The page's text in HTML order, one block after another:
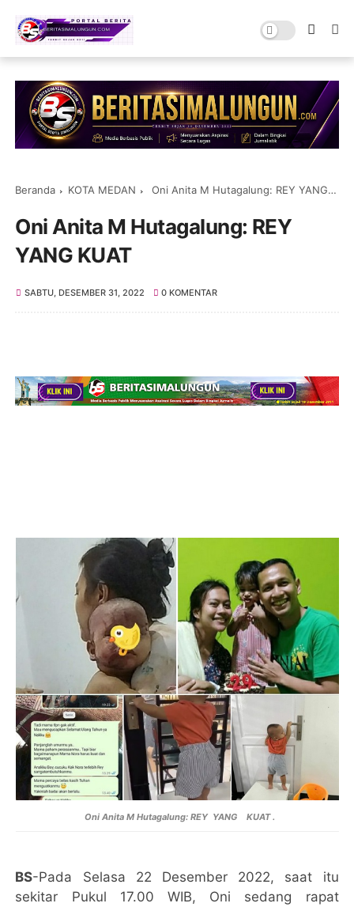
Beranda KOTA MEDAN Oni Anita M Hutagalung: REY YANG KUAT
Oni Anita M Hutagalung: REY
YANG KUAT
SABTU, DESEMBER 31, 2022 0 KOMENTAR
Oni Anita M Hutagalung: REY YANG KUAT .
BS-Pada Selasa 22 Desember 2022, saat itu
sekitar Pukul 17.00 WIB, Oni sedang rapat